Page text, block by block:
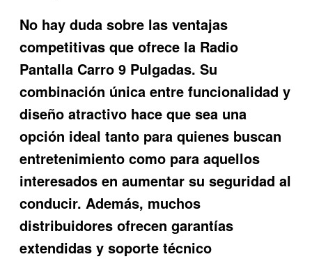
No hay duda sobre las ventajas
competitivas que ofrece la Radio
Pantalla Carro 9 Pulgadas. Su
combinación única entre funcionalidad y
diseño atractivo hace que sea una
opción ideal tanto para quienes buscan
entretenimiento como para aquellos
interesados en aumentar su seguridad al
conducir. Además, muchos
distribuidores ofrecen garantías
extendidas y soporte técnico